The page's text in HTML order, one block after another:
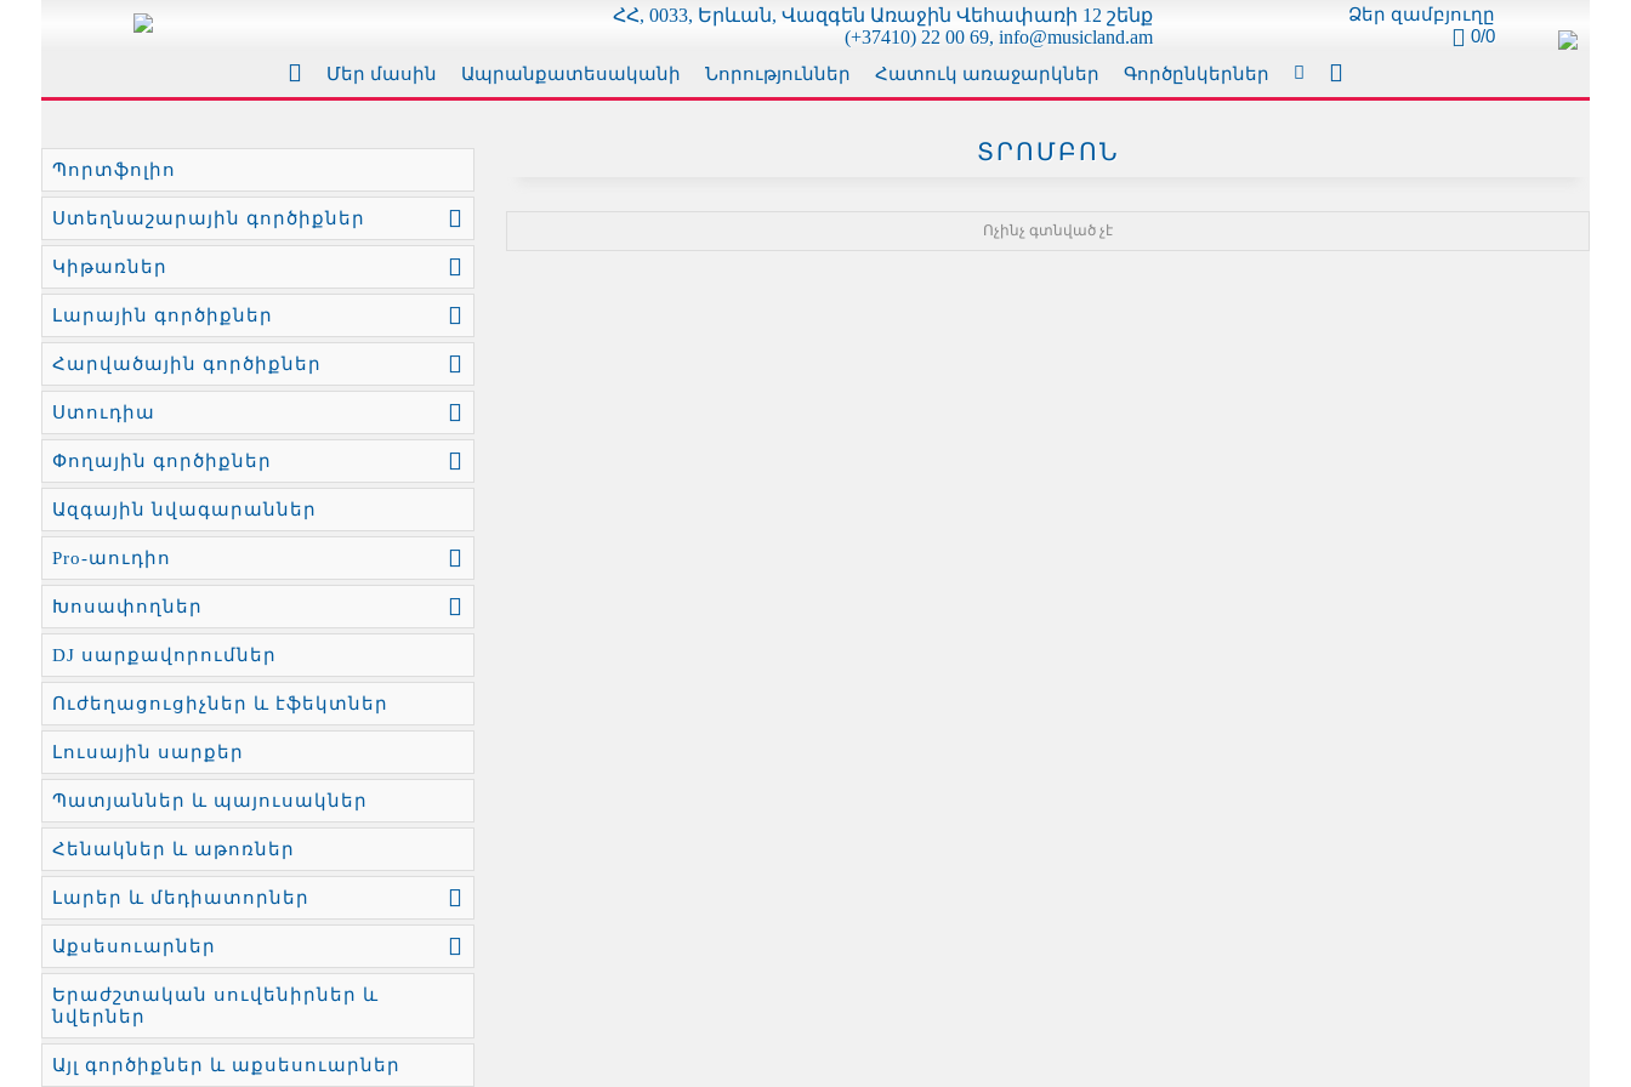
ՀՀ, 0033, Երևան, Վազգեն Առաջին Վեհափառի 12 շենք
(+37410) 22 00 69, info@musicland.am
Ձեր զամբյուղը
0/0
Մեր մասին Ապրանքատեսականի Նորություններ Հատուկ առաջարկներ Գործընկերներ
Պորտֆոլիո
Ստեղնաշարային գործիքներ
Կիթառներ
Լարային գործիքներ
Հարվածային գործիքներ
Ստուդիա
Փողային գործիքներ
Ազգային նվագարաններ
Pro-աուդիո
Խոսափողներ
DJ սարքավորումներ
Ուժեղացուցիչներ և էֆեկտներ
Լուսային սարքեր
Պատյաններ և պայուսակներ
Հենակներ և աթոռներ
Լարեր և մեդիատորներ
Աքսեսուարներ
Երաժշտական սուվենիրներ և
նվերներ
Այլ գործիքներ և աքսեսուարներ
ՏՐՈՄԲՈՆ
Ոչինչ գտնված չէ